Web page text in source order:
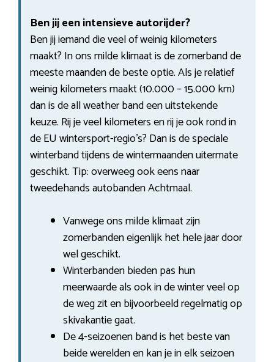
Ben jij een intensieve autorijder?
Ben jij iemand die veel of weinig kilometers
maakt? In ons milde klimaat is de zomerband de
meeste maanden de beste optie. Als je relatief
weinig kilometers maakt (10.000 – 15.000 km)
dan is de all weather band een uitstekende
keuze. Rij je veel kilometers en rij je ook rond in
de EU wintersport-regio’s? Dan is de speciale
winterband tijdens de wintermaanden uitermate
geschikt. Tip: overweeg ook eens naar
tweedehands autobanden Achtmaal.
Vanwege ons milde klimaat zijn
zomerbanden eigenlijk het hele jaar door
wel geschikt.
Winterbanden bieden pas hun
meerwaarde als ook in de winter veel op
de weg zit en bijvoorbeeld regelmatig op
skivakantie gaat.
De 4-seizoenen band is het beste van
beide werelden en kan je in elk seizoen